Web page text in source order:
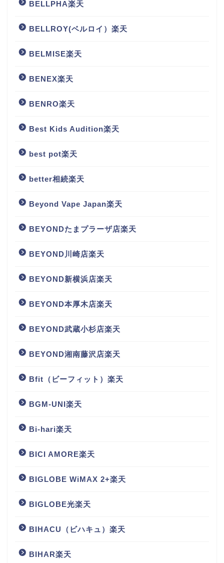
BELLPHA楽天
BELLROY(ベルロイ）楽天
BELMISE楽天
BENEX楽天
BENRO楽天
Best Kids Audition楽天
best pot楽天
better相続楽天
Beyond Vape Japan楽天
BEYONDたまプラーザ店楽天
BEYOND川崎店楽天
BEYOND新横浜店楽天
BEYOND本厚木店楽天
BEYOND武蔵小杉店楽天
BEYOND湘南藤沢店楽天
Bfit（ビーフィット）楽天
BGM‐UNI楽天
Bi-hari楽天
BICI AMORE楽天
BIGLOBE WiMAX 2+楽天
BIGLOBE光楽天
BIHACU（ビハキュ）楽天
BIHAR楽天